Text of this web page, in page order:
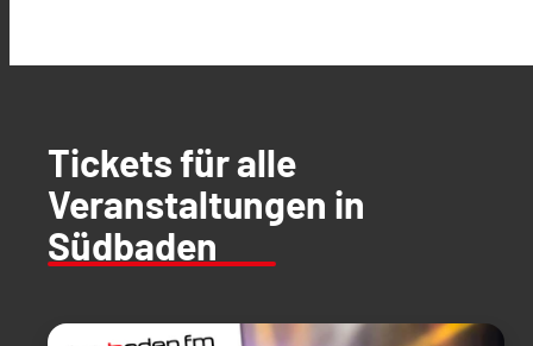
Tickets für alle
Veranstaltungen in
Südbaden